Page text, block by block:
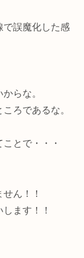
で誤魔化した感
らな。
ろであるな。
とで・・・
ん！！
ます！！